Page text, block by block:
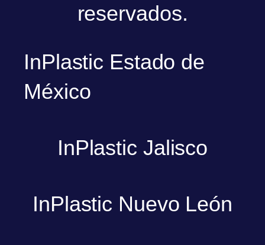
reservados.
InPlastic Estado de
México
InPlastic Jalisco
InPlastic Nuevo León